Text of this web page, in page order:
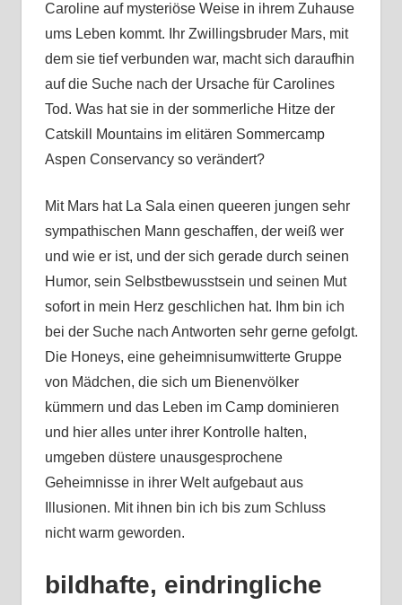
Caroline auf mysteriöse Weise in ihrem Zuhause
ums Leben kommt. Ihr Zwillingsbruder Mars, mit
dem sie tief verbunden war, macht sich daraufhin
auf die Suche nach der Ursache für Carolines
Tod. Was hat sie in der sommerliche Hitze der
Catskill Mountains im elitären Sommercamp
Aspen Conservancy so verändert?
Mit Mars hat La Sala einen queeren jungen sehr
sympathischen Mann geschaffen, der weiß wer
und wie er ist, und der sich gerade durch seinen
Humor, sein Selbstbewusstsein und seinen Mut
sofort in mein Herz geschlichen hat. Ihm bin ich
bei der Suche nach Antworten sehr gerne gefolgt.
Die Honeys, eine geheimnisumwitterte Gruppe
von Mädchen, die sich um Bienenvölker
kümmern und das Leben im Camp dominieren
und hier alles unter ihrer Kontrolle halten,
umgeben düstere unausgesprochene
Geheimnisse in ihrer Welt aufgebaut aus
Illusionen. Mit ihnen bin ich bis zum Schluss
nicht warm geworden.
bildhafte, eindringliche